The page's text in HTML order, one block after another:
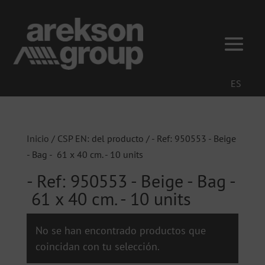
ES
Inicio / CSP EN: del producto / - Ref: 950553 - Beige
- Bag - 61 x 40 cm. - 10 units
- Ref: 950553 - Beige - Bag -
61 x 40 cm. - 10 units
No se han encontrado productos que
coincidan con tu selección.